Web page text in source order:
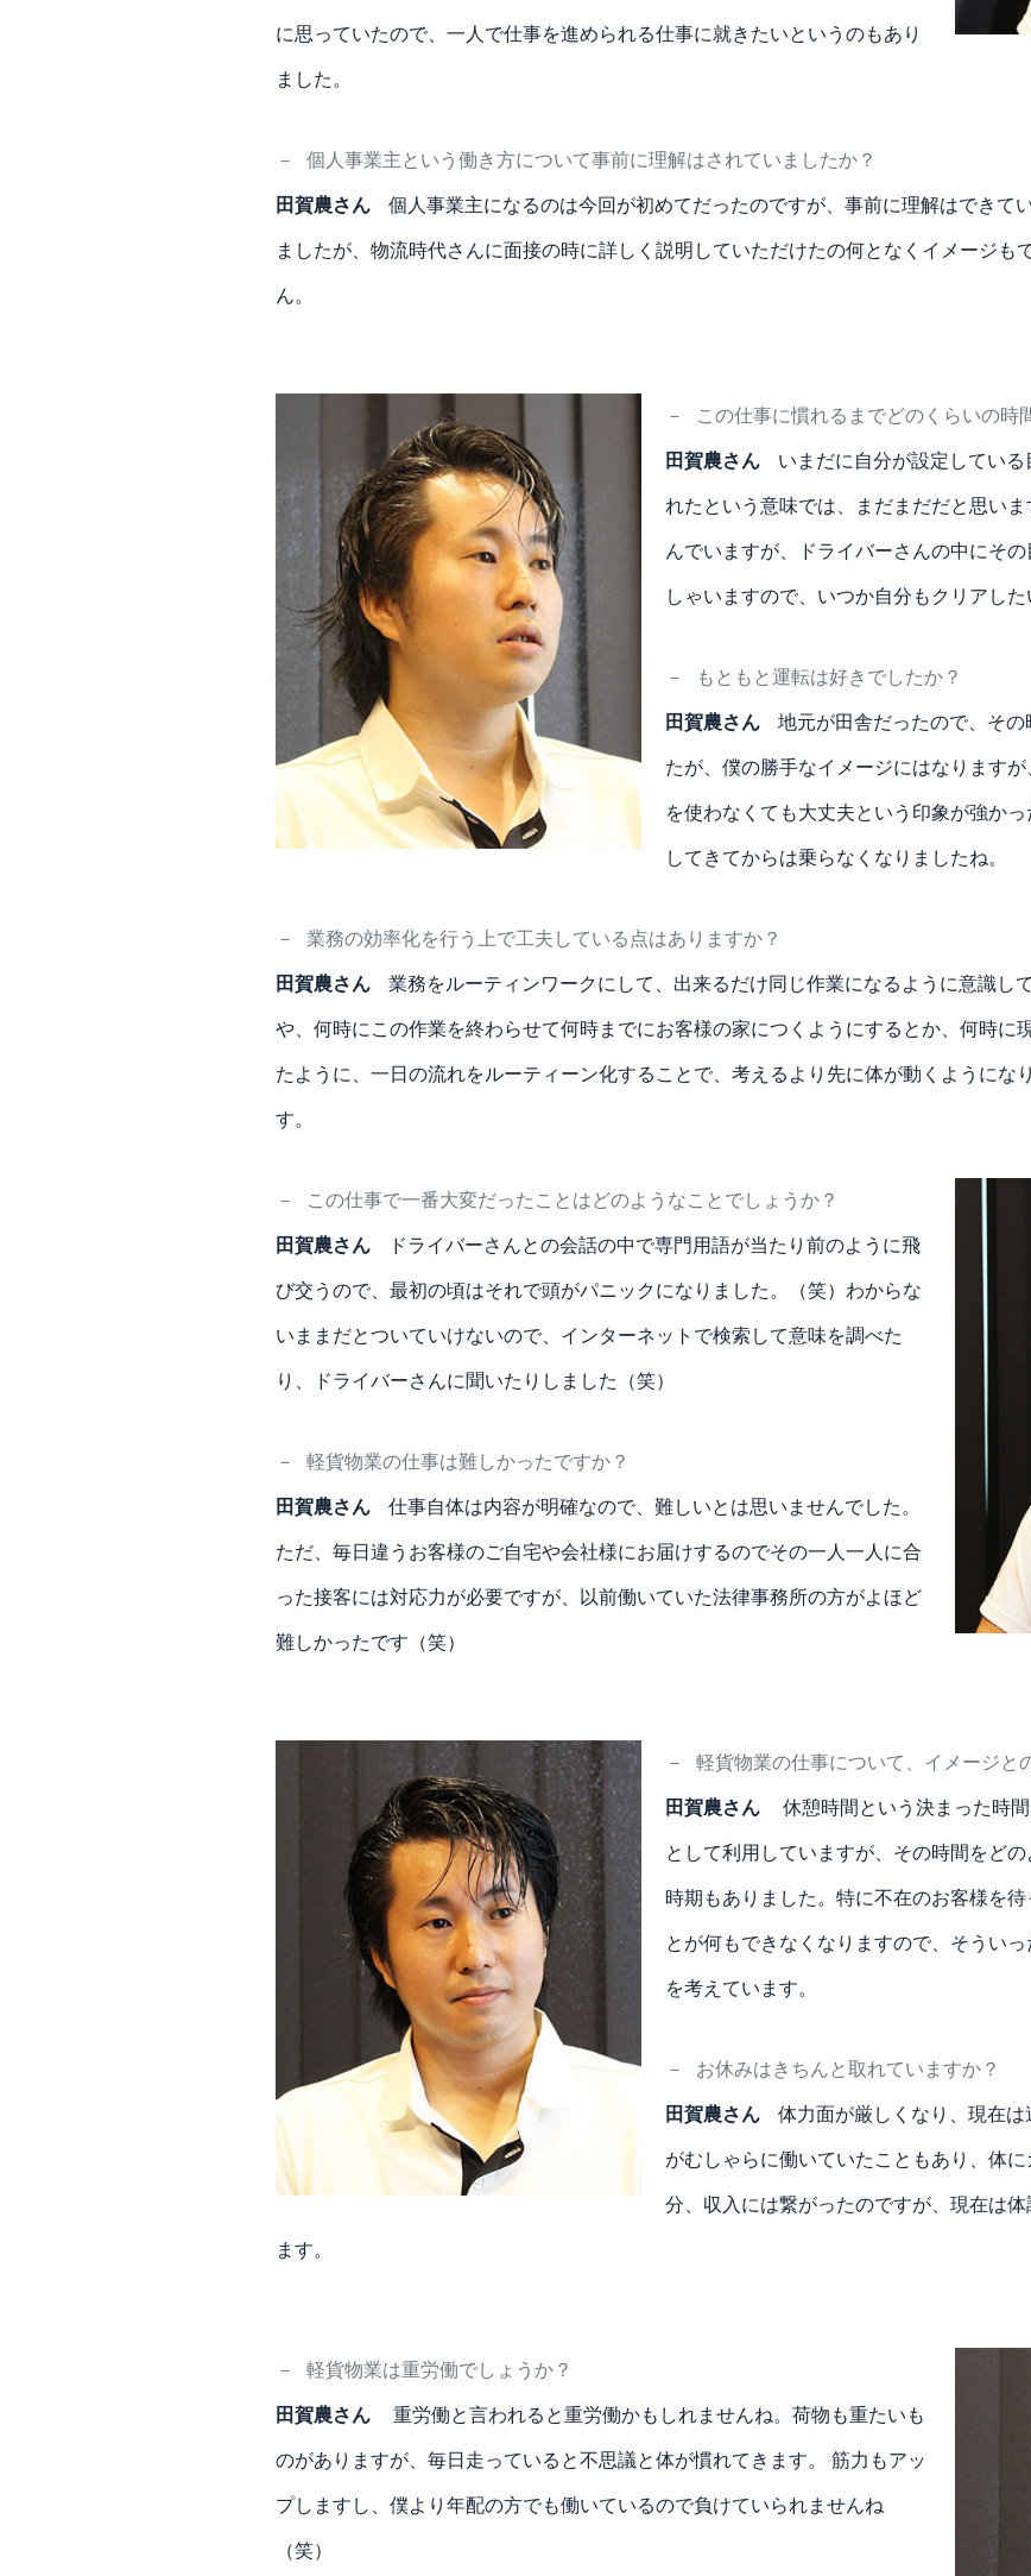
に思っていたので、一人で仕事を進められる仕事に就きたいというのもあり
ました。
－ 個人事業主という働き方について事前に理解はされていましたか？
田賀農さん 個人事業主になるのは今回が初めてだったのですが、事前に理解はできて
ましたが、物流時代さんに面接の時に詳しく説明していただけたの何となくイメージも
ん。
－ この仕事に慣れるまでどのくらいの時
田賀農さん いまだに自分が設定してい
れたという意味では、まだまだだと思い
んでいますが、ドライバーさんの中にそ
しゃいますので、いつか自分もクリアし
－ もともと運転は好きでしたか？
田賀農さん 地元が田舎だったので、そ
たが、僕の勝手なイメージにはなります
を使わなくても大丈夫という印象が強か
してきてからは乗らなくなりましたね。
－ 業務の効率化を行う上で工夫している点はありますか？
田賀農さん 業務をルーティンワークにして、出来るだけ同じ作業になるように意識し
や、何時にこの作業を終わらせて何時までにお客様の家につくようにするとか、何時に
たように、一日の流れをルーティーン化することで、考えるより先に体が動くようにな
す。
－ この仕事で一番大変だったことはどのようなことでしょうか？
田賀農さん ドライバーさんとの会話の中で専門用語が当たり前のように飛
び交うので、最初の頃はそれで頭がパニックになりました。（笑）わからな
いままだとついていけないので、インターネットで検索して意味を調べた
り、ドライバーさんに聞いたりしました（笑）
－ 軽貨物業の仕事は難しかったですか？
田賀農さん 仕事自体は内容が明確なので、難しいとは思いませんでした。
ただ、毎日違うお客様のご自宅や会社様にお届けするのでその一人一人に合
った接客には対応力が必要ですが、以前働いていた法律事務所の方がよほど
難しかったです（笑）
－ 軽貨物業の仕事について、イメージと
田賀農さん 休憩時間という決まった時
として利用していますが、その時間をど
時期もありました。特に不在のお客様を
とが何もできなくなりますので、そうい
を考えています。
－ お休みはきちんと取れていますか？
田賀農さん 体力面が厳しくなり、現在
がむしゃらに働いていたこともあり、体
分、収入には繋がったのですが、現在は
ます。
－ 軽貨物業は重労働でしょうか？
田賀農さん 重労働と言われると重労働かもしれませんね。荷物も重たいも
のがありますが、毎日走っていると不思議と体が慣れてきます。 筋力もアッ
プしますし、僕より年配の方でも働いているので負けていられませんね
（笑）